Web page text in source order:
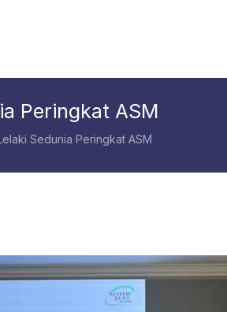
Peringkat ASM
Sedunia Peringkat ASM